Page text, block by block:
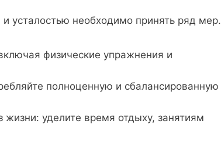
необходимо принять ряд мер.
физические упражнения и
полноценную и сбалансированную
уделите время отдыху, занятиям